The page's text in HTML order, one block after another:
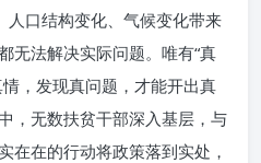
人口结构变化、气候变化带来
无法解决实际问题。唯有“真
，发现真问题，才能开出真
，无数扶贫干部深入基层，与
在在的行动将政策落到实处，